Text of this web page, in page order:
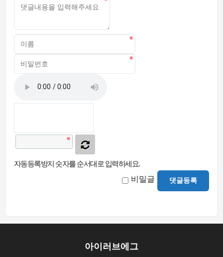
자동등록방지 숫자를 순서대로 입력하세요.
비밀글 댓글등록
아이러브에그